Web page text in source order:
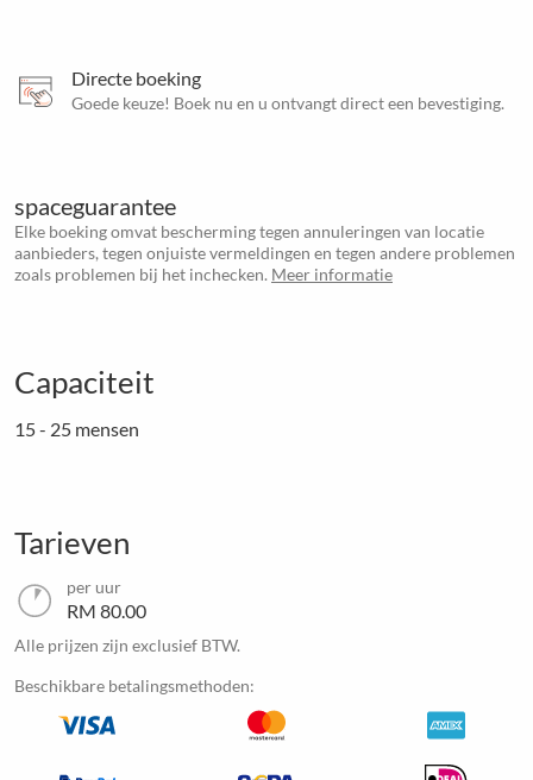
Directe boeking
Goede keuze! Boek nu en u ontvangt direct een bevestiging.
spaceguarantee
Elke boeking omvat bescherming tegen annuleringen van locatie
aanbieders, tegen onjuiste vermeldingen en tegen andere problemen
zoals problemen bij het inchecken. Meer informatie
Capaciteit
15 - 25 mensen
Tarieven
per uur
RM 80.00
Alle prijzen zijn exclusief BTW.
Beschikbare betalingsmethoden: